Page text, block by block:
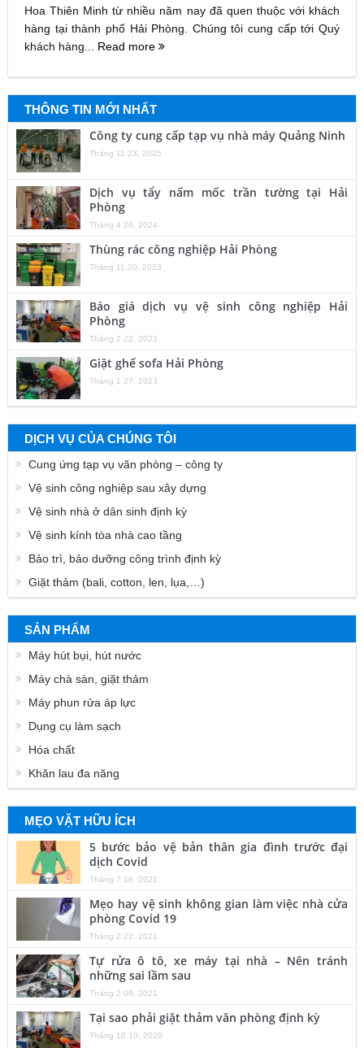
Hoa Thiên Minh từ nhiều năm nay đã quen thuộc với khách
hàng tại thành phố Hải Phòng. Chúng tôi cung cấp tới Quý
khách hàng... Read more
THÔNG TIN MỚI NHẤT
Công ty cung cấp tạp vụ nhà máy Quảng Ninh
Tháng 11 23, 2025
Dịch vụ tẩy nấm mốc trần tường tại Hải
Phòng
Tháng 4 26, 2024
Thùng rác công nghiệp Hải Phòng
Tháng 11 20, 2023
Báo giá dịch vụ vệ sinh công nghiệp Hải
Phòng
Tháng 2 22, 2023
Giặt ghế sofa Hải Phòng
Tháng 1 27, 2023
DỊCH VỤ CỦA CHÚNG TÔI
Cung ứng tạp vụ văn phòng – công ty
Vệ sinh công nghiệp sau xây dựng
Vệ sinh nhà ở dân sinh định kỳ
Vệ sinh kính tòa nhà cao tầng
Bảo trì, bảo dưỡng công trình định kỳ
Giặt thảm (bali, cotton, len, lụa,…)
SẢN PHẨM
Máy hút bụi, hút nước
Máy chà sàn, giặt thảm
Máy phun rửa áp lực
Dụng cụ làm sạch
Hóa chất
Khăn lau đa năng
MẸO VẶT HỮU ÍCH
5 bước bảo vệ bản thân gia đình trước đại
dịch Covid
Tháng 7 16, 2021
Mẹo hay vệ sinh không gian làm việc nhà cửa
phòng Covid 19
Tháng 2 22, 2021
Tự rửa ô tô, xe máy tại nhà – Nên tránh
những sai lầm sau
Tháng 2 09, 2021
Tại sao phải giặt thảm văn phòng định kỳ
Tháng 10 10, 2020